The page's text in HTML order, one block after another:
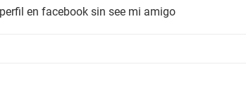
en facebook sin see mi amigo